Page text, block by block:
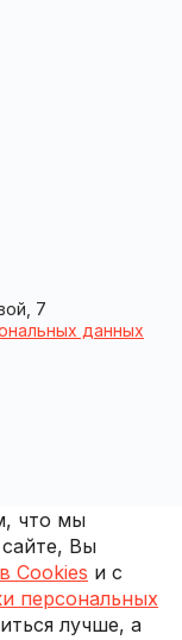
7
данных
что мы
сайте, Вы
Cookies и с
персональных
лучше, а